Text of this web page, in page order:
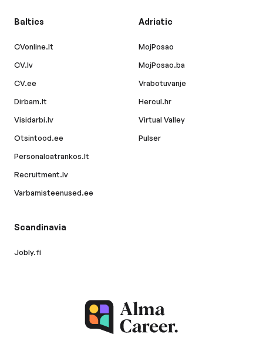
Baltics
CVonline.lt
CV.lv
CV.ee
Dirbam.lt
Visidarbi.lv
Otsintood.ee
Personaloatrankos.lt
Recruitment.lv
Varbamisteenused.ee
Adriatic
MojPosao
MojPosao.ba
Vrabotuvanje
Hercul.hr
Virtual Valley
Pulser
Scandinavia
Jobly.fi